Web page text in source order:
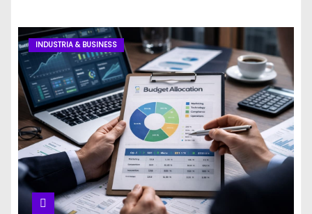
INDUSTRIA & BUSINESS